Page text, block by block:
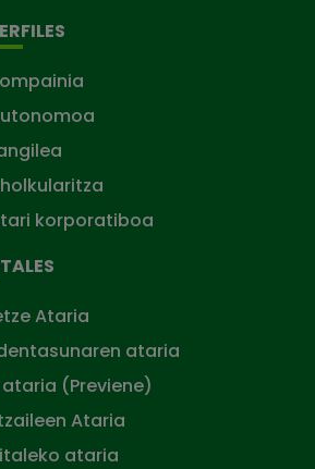
korporatiboa
Ataria
ataria
ataria (Previene)
Ataria
ataria